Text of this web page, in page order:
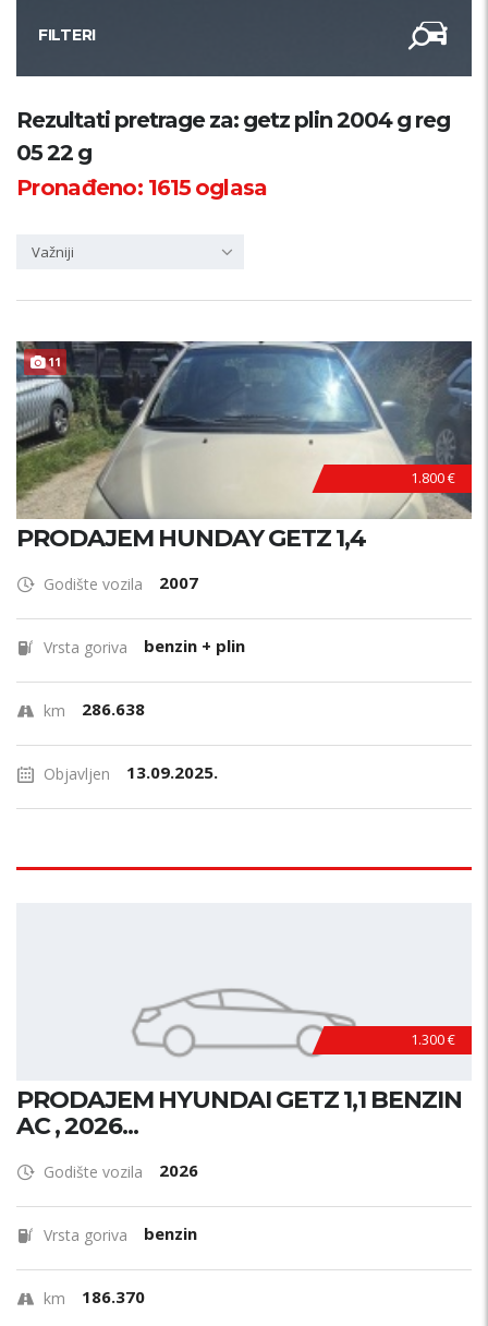
FILTERI
Kategorija
Županija
Rezultati pretrage za: getz plin 2004 g reg
05 22 g
Pronađeno: 1615oglasa
Važniji
11
1.800 €
PRODAJEM HUNDAY GETZ 1,4
Godište vozila 2007
Vrsta goriva benzin + plin
km 286.638
Objavljen 13.09.2025.
1.300 €
PRODAJEM HYUNDAI GETZ 1,1 BENZIN
AC , 2026...
Godište vozila 2026
Vrsta goriva benzin
km 186.370